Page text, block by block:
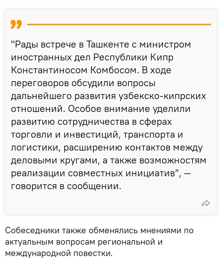
"Рады встрече в Ташкенте с министром
иностранных дел Республики Кипр
Константиносом Комбосом. В ходе
переговоров обсудили вопросы
дальнейшего развития узбекско-кипрских
отношений. Особое внимание уделили
развитию сотрудничества в сферах
торговли и инвестиций, транспорта и
логистики, расширению контактов между
деловыми кругами, а также возможностям
реализации совместных инициатив”, —
говорится в сообщении.
Собеседники также обменялись мнениями по
актуальным вопросам региональной и
международной повестки.